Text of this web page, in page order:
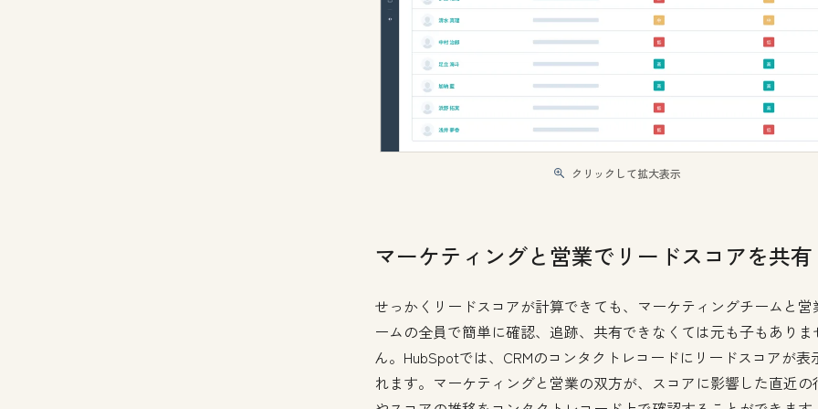
クリックして拡大表示
マーケティングと営業でリードスコアを共有
せっかくリードスコアが計算できても、マーケティングチームと営
ームの全員で簡単に確認、追跡、共有できなくては元も子もありま
ん。HubSpotでは、CRMのコンタクトレコードにリードスコアが表
れます。マーケティングと営業の双方が、スコアに影響した直近の